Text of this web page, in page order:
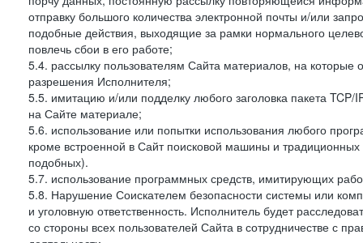
отправку большого количества электронной почты и/или
подобные действия, выходящие за рамки нормального
повлечь сбои в его работе;
5.4. рассылку пользователям Сайта материалов, на
разрешения Исполнителя;
5.5. имитацию и/или подделку любого заголовка пакета
на Сайте материале;
5.6. использование или попытки использования любого
кроме встроенной в Сайт поисковой машины и
подобных).
5.7. использование программных средств, имитирующих
5.8. Нарушение Соискателем безопасности системы или
и уголовную ответственность. Исполнитель будет
со стороны всех пользователей Сайта в сотрудничестве с